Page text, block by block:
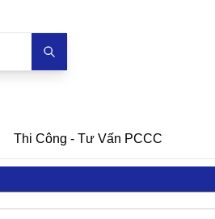
Thi Công - Tư Vấn PCCC